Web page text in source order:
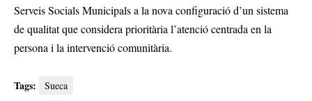
Serveis Socials Municipals a la nova configuració d’un sistema
de qualitat que considera prioritària l’atenció centrada en la
persona i la intervenció comunitària.
Tags: Sueca